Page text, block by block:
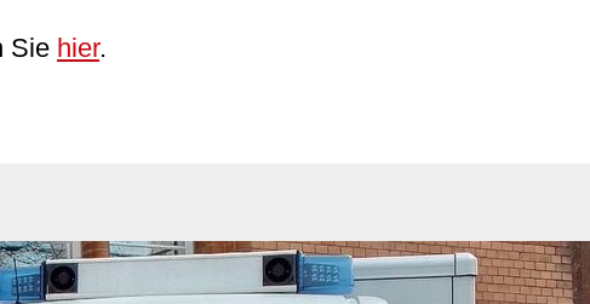
Sie hier.